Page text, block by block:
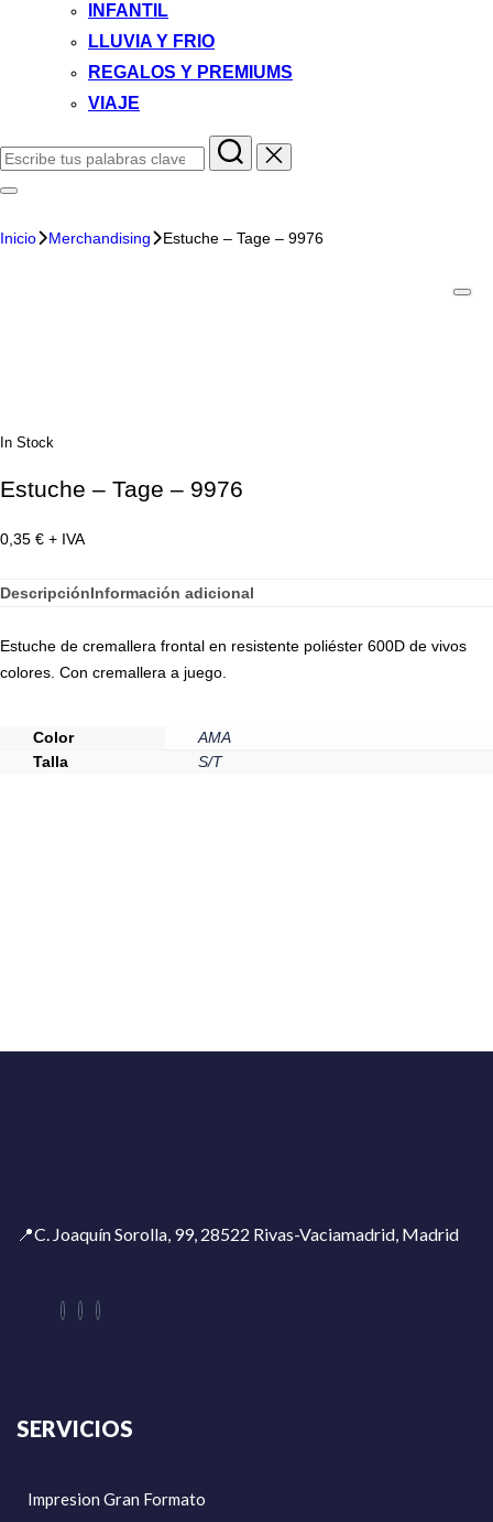
INFANTIL
LLUVIA Y FRIO
REGALOS Y PREMIUMS
VIAJE
Inicio Merchandising Estuche – Tage – 9976
In Stock
Estuche – Tage – 9976
0,35 € + IVA
DescripciónInformación adicional
Estuche de cremallera frontal en resistente poliéster 600D de vivos
colores. Con cremallera a juego.
Color
AMA
Talla
S/T
📍C. Joaquín Sorolla, 99, 28522 Rivas-Vaciamadrid, Madrid
SERVICIOS
Impresion Gran Formato